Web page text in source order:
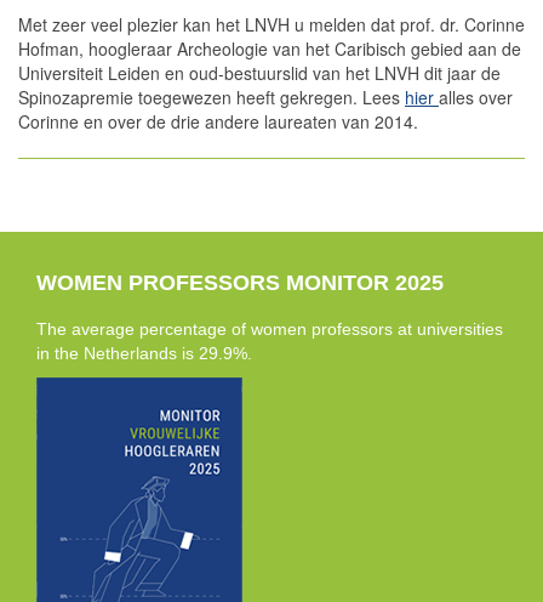
Met zeer veel plezier kan het LNVH u melden dat prof. dr. Corinne
Hofman, hoogleraar Archeologie van het Caribisch gebied aan de
Universiteit Leiden en oud-bestuurslid van het LNVH dit jaar de
Spinozapremie toegewezen heeft gekregen. Lees hier alles over
Corinne en over de drie andere laureaten van 2014.
WOMEN PROFESSORS MONITOR 2025
The average percentage of women professors at universities
in the Netherlands is 29.9%.